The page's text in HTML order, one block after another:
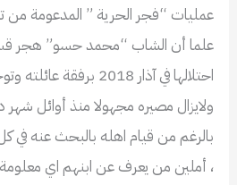
عمليات “فجر الحرية ” المدعومة من
علما أن الشاب “محمد حسو” هجر
احتلالها في آذار 2018
ولايزال مصيره مجهولا منذ أوائل شهر
بالرغم من قيام اهله بالبحث عنه
، أملين من يعرف عن ابنهم اي